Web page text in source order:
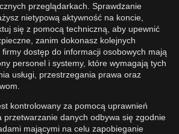
przeglądarkach. Sprawdzanie
nietypową aktywność na koncie,
się z pomocą techniczną, aby upewnić
zanim dokonasz kolejnych
dostęp do informacji osobowych mają
personel i systemy, które wymagają tych
usługi, przestrzegania prawa oraz
kontrolowany za pomocą uprawnień
przetwarzanie danych odbywa się zgodnie
mającymi na celu zapobieganie